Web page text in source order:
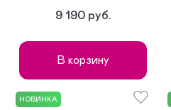
9 190 руб.
В корзину
НОВИНКА